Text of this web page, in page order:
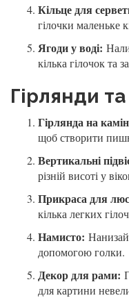
Кільце для
гілочки маленьке
Ягоди у воді:
кілька гілочок та
Гірлянди
Гірлянда на
щоб створити
Вертикальні
різній висоті у
Прикраса для
кілька легких
Намисто:
допомогою голки.
Декор для рами:
для картини